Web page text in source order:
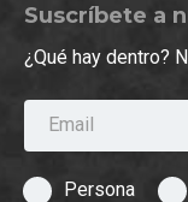
Suscríbete a
¿Qué hay dentro?
Email
Persona